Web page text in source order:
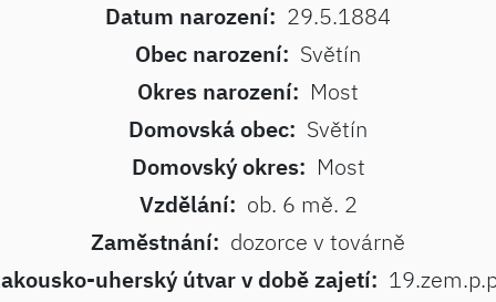
Datum narození: 29.5.1884
Obec narození: Světín
Okres narození: Most
Domovská obec: Světín
Domovský okres: Most
Vzdělání: ob. 6 mě. 2
Zaměstnání: dozorce v továrně
uherský útvar v době zajetí: